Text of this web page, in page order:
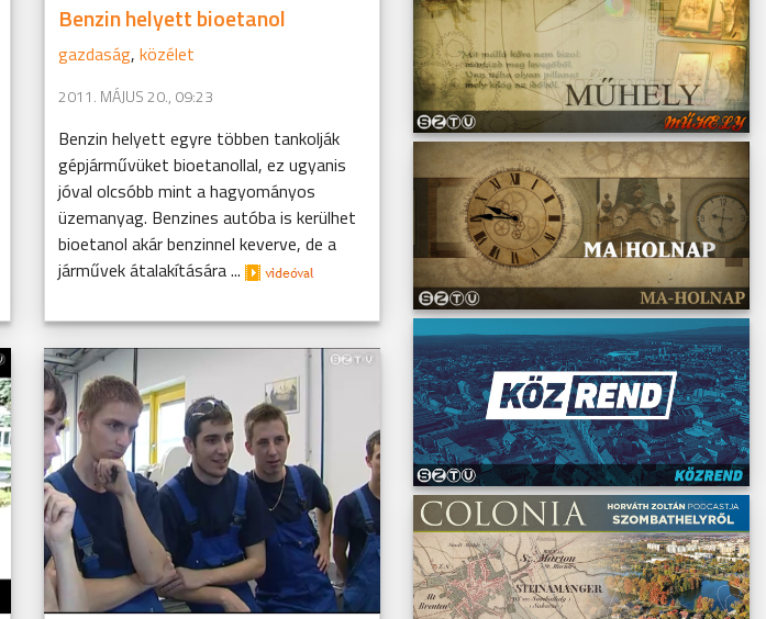
Benzin helyett bioetanol
gazdaság, közélet
2011. MÁJUS 20., 09:23
Benzin helyett egyre többen tankolják
gépjárművüket bioetanollal, ez ugyanis
jóval olcsóbb mint a hagyományos
üzemanyag. Benzines autóba is kerülhet
bioetanol akár benzinnel keverve, de a
járművek átalakítására ...